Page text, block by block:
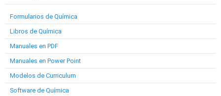
Formularios de Química
Libros de Química
Manuales en PDF
Manuales en Power Point
Modelos de Curriculum
Software de Química